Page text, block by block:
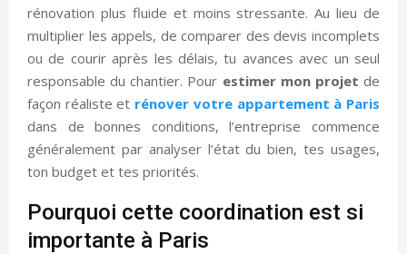
rénovation plus fluide et moins stressante. Au lieu de
multiplier les appels, de comparer des devis incomplets
ou de courir après les délais, tu avances avec un seul
responsable du chantier. Pour estimer mon projet de
façon réaliste et rénover votre appartement à Paris
dans de bonnes conditions, l’entreprise commence
généralement par analyser l’état du bien, tes usages,
ton budget et tes priorités.
Pourquoi cette coordination est si
importante à Paris